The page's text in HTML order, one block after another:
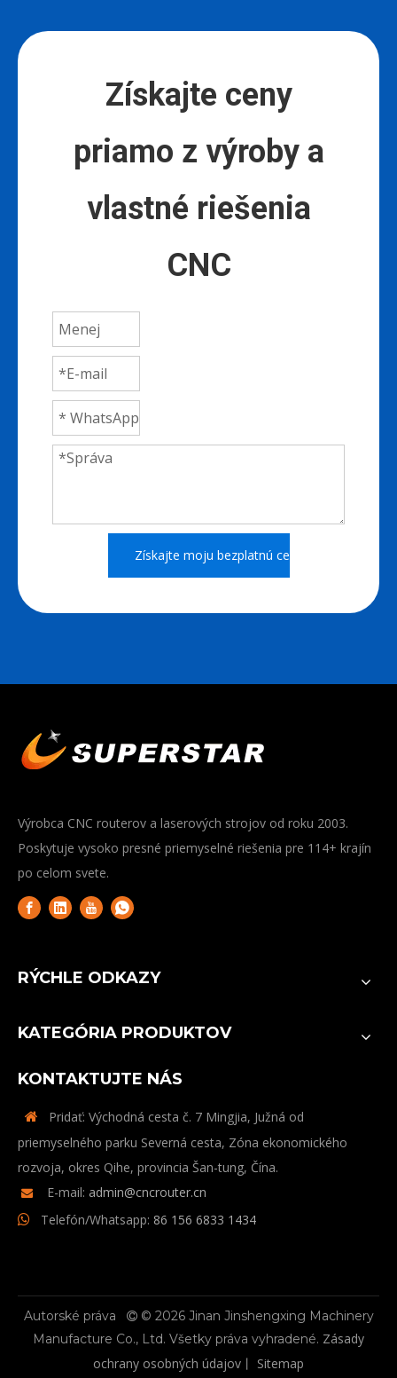
Získajte ceny
priamo z výroby a
vlastné riešenia
CNC
Získajte moju bezplatnú cenovú ponuku
Výrobca CNC routerov a laserových strojov od roku 2003.
Poskytuje vysoko presné priemyselné riešenia pre 114+ krajín
po celom svete.
RÝCHLE ODKAZY
KATEGÓRIA PRODUKTOV
KONTAKTUJTE NÁS

Pridať: Východná cesta č. 7 Mingjia, Južná od
priemyselného parku Severná cesta, Zóna ekonomického
rozvoja, okres Qihe, provincia Šan-tung, Čína.
 E-mail: admin@cncrouter.cn
 Telefón/Whatsapp: 86 156 6833 1434
Autorské práva © 2026 Jinan Jinshengxing Machinery
Manufacture Co., Ltd. Všetky práva vyhradené. Zásady
ochrany osobných údajov 丨 Sitemap